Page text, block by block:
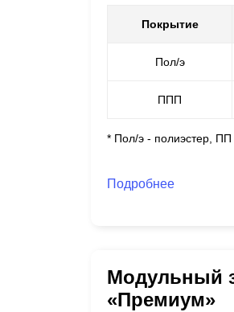
Покрытие
Пол/э
ППП
* Пол/э - полиэстер,
Подробнее
Модульный
«Премиум»